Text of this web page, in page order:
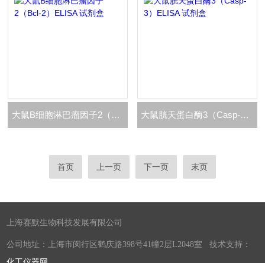
大鼠B细胞淋巴瘤因子2（Bcl-2）ELISA 试剂盒 大鼠胱天蛋白酶3（Casp-3）ELISA 试剂盒
首页 上一页 下一页 末页
上海赛默生物科技发展有限公司
公司地址：上海市闵行区鹤庆路398号41幢2层L2048室 技术支持：